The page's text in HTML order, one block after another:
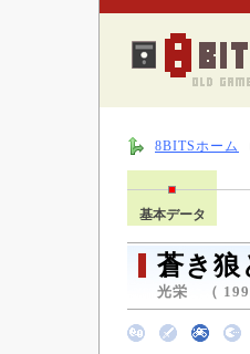
8BITSホーム
基本データ
蒼き狼
光栄 （